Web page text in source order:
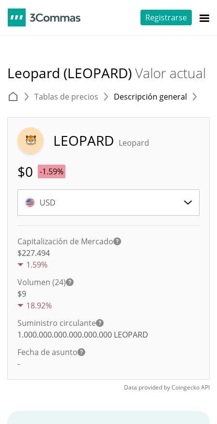
Registrarse
Leopard (LEOPARD)Valor actual
Tablas de precios Descripción general
LEOPARD Leopard
$0 -1.59%
USD
Capitalización de Mercado
$227.494
1.59%
Volumen (24)
$9
18.92%
Suministro circulante
1.000.000.000.000.000.000 LEOPARD
Fecha de asunto
-
Data provided byCoingeckoAPI